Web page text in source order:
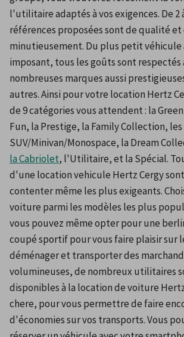
l'utilitaire adaptés à vos exigences. De 2
références proposées sont de qualité
minutieusement. Du plus petit véhicule
imposant, tous les goûts sont respectés
nombreuses marques aussi
autres. Ainsi pour votre location Hertz
de 9 catégories vous attendent : la
Fun, la Prestige, la Family Collection, les
SUV/Minivan/Monospace, la Dream
la Cabriolet, l'Utilitaire, et la Spécial.
d'une location vehicule Hertz Cergy
contenter même les plus exigeants.
voiture parmi les modèles les plus
vous pouvez même opter pour une
coupé sportif pour vous faire plaisir sur
déménager et transporter des
volumineuses, de nombreux utilitaires
disponibles à la location de voiture
chere, pour vous permettre de faire
d'économies sur vos transports. Vous